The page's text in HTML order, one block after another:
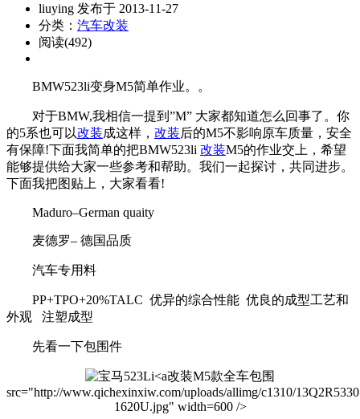
liuying 发布于 2013-11-27
分类： 汽车改装
阅读(492)
BMW523li变身M5简单作业。。
对于BMW,我相信一提到”M” 大家都知道怎么回事了。你
的5系也可以改装成这样， 改装后的M5不影响原车质量，安全
有保障!下面我简单的把BMW523li 改装M5的作业交上，希望
能够提供给大家一些参考和帮助。我们一起探讨，共同进步。
下面我把图贴上，大家看看!
Maduro–German quaity
麦德罗– 德国品质
汽车专用料
PP+TPO+20%TALC 优异的综合性能 优良的成型工艺和
外观 注塑成型
先看一下包围件
改装M5款全车包围
src="http://www.qichexinxiw.com/uploads/allimg/c1310/
1620U.jpg" width=600 />